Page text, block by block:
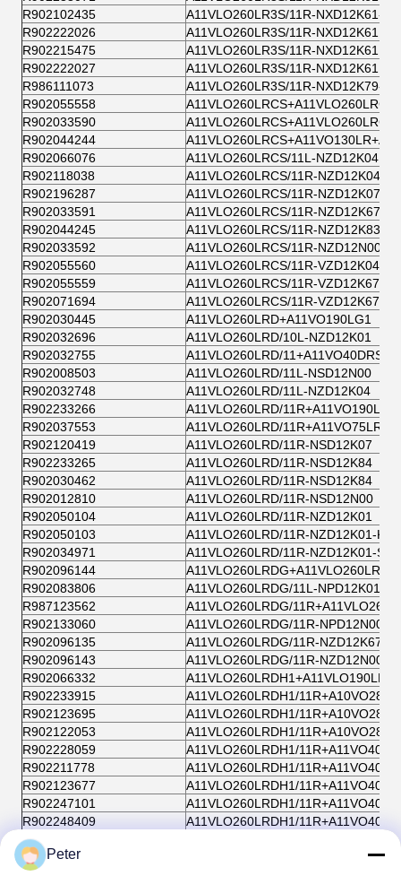
R902102435
A11VLO260LR3S/11R-NXD12K61-S
R902222026
A11VLO260LR3S/11R-NXD12K61R-S
R902215475
A11VLO260LR3S/11R-NXD12K61R-S
R902222027
A11VLO260LR3S/11R-NXD12K61R-S
R986111073
A11VLO260LR3S/11R-NXD12K79-S
R902055558
A11VLO260LRCS+A11VLO260LRCS
R902033590
A11VLO260LRCS+A11VLO260LRCS
R902044244
R902066076
A11VLO260LRCS/11L-NZD12K04
R902118038
A11VLO260LRCS/11R-NZD12K04
R902196287
A11VLO260LRCS/11R-NZD12K07
R902033591
A11VLO260LRCS/11R-NZD12K67
R902044245
A11VLO260LRCS/11R-NZD12K83
R902033592
A11VLO260LRCS/11R-NZD12N00
R902055560
A11VLO260LRCS/11R-VZD12K04-S
R902055559
A11VLO260LRCS/11R-VZD12K67-S
R902071694
A11VLO260LRCS/11R-VZD12K67-S
R902030445
A11VLO260LRD+A11VO190LG1
R902032696
A11VLO260LRD/10L-NZD12K01
R902032755
A11VLO260LRD/11+A11VO40DRS/10
R902008503
A11VLO260LRD/11L-NSD12N00
R902032748
A11VLO260LRD/11L-NZD12K04
R902233266
A11VLO260LRD/
R902037553
A11VLO260LRD/11R+A11VO75LRD/
R902120419
A11VLO260LRD/11R-NSD12K07
R902233265
A11VLO260LRD/11R-NSD12K84
R902030462
A11VLO260LRD/11R-NSD12K84
R902012810
A11VLO260LRD/11R-NSD12N00
R902050104
A11VLO260LRD/11R-NZD12K01
R902050103
A11VLO260LRD/11R-NZD12K01-K
R902034971
A11VLO260LRD/11R-NZD12K01-S
R902096144
A11VLO260LRDG+A11VLO260LRDG
R902083806
A11VLO260LRDG/11L-NPD12K01
R987123562
A11VLO260LRDG/
R902133060
A11VLO260LRDG/11R-NPD12N00V
R902096135
A11VLO260LRDG/11R-NZD12K67V
R902096143
A11VLO260LRDG/11R-NZD12N00V
R902066332
R902233915
A11VLO260LRDH1/
R902123695
A11VLO260LRDH1/
R902122053
A11VLO260LRDH1/
R902228059
A11VLO260LRDH1/
R902211778
A11VLO260LRDH1/
R902123677
A11VLO260LRDH1/
R902247101
A11VLO260LRDH1/
R902248409
A11VLO260LRDH1/
R902253579
A11VLO260LRDH1/
R902066333
A11VLO260LRDH1/11R-NPD12K84
Peter